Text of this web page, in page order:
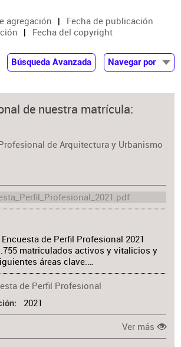
agregación
Fecha de publicación
Fecha del copyright
Búsqueda Avanzada
Navegar por
Colaborador
de nuestra matrícula:
de Arquitectura y Urbanismo
de Perfil Profesional 2021
matriculados activos y vitalicios y
áreas clave:…
de Perfil Profesional
2021
Ver más